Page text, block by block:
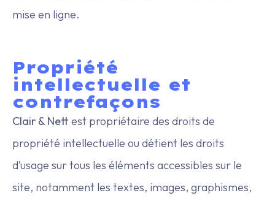
mise en ligne.
Propriété
intellectuelle et
contrefaçons
Clair & Nett est propriétaire des droits de
propriété intellectuelle ou détient les droits
d’usage sur tous les éléments accessibles sur le
site, notamment les textes, images, graphismes,